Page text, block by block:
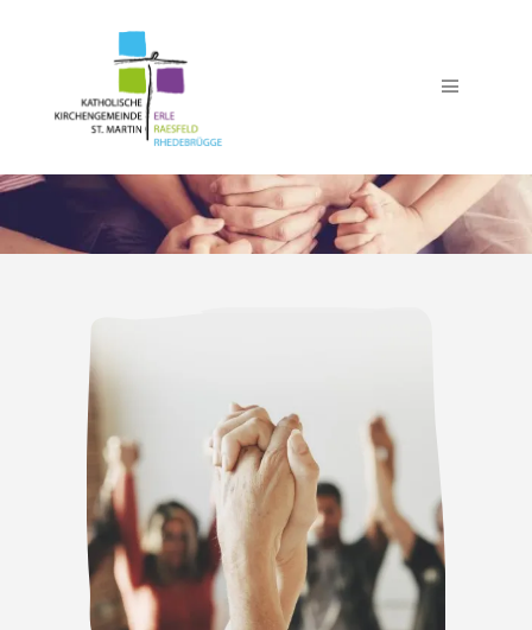
Verwaltung
Team Küster
Team Kirchenmusik
Trauer- und Begräbnisdienst
weitere Mitarbeiter/innen
Prävention